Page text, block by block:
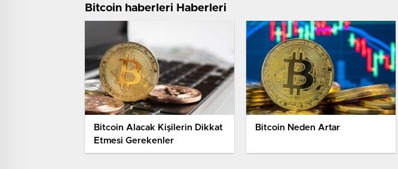
Bitcoin haberleri Haberleri
Bitcoin Alacak Kişilerin Dikkat
Etmesi Gerekenler
Bitcoin Neden Artar